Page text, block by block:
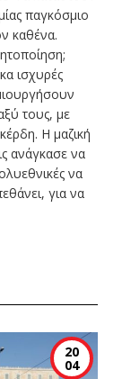
παγκόσμιο
καθένα.
ισχυρές
τους, με
Η μαζική
ανάγκασε να
να
για να
20
04